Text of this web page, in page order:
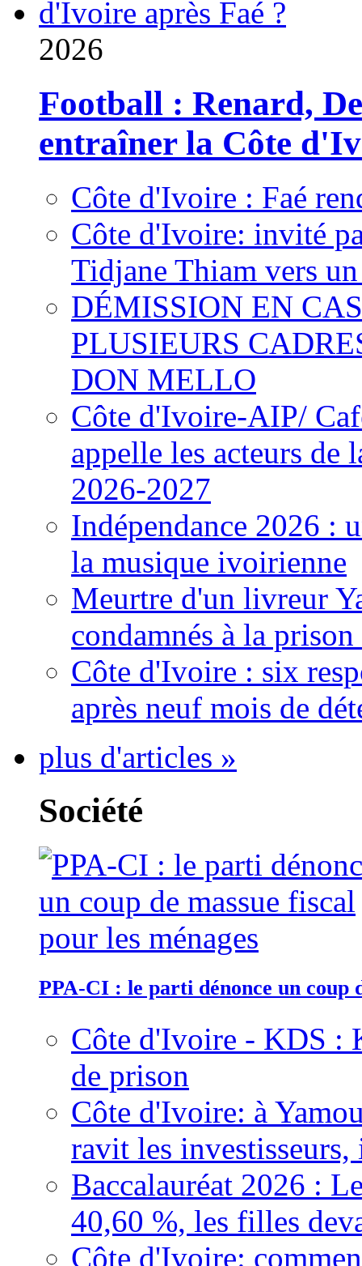
2026
Football : Renard,
entraîner la Côte
Côte d'Ivoire : Faé
Côte d'Ivoire: invité
Tidjane Thiam vers
DÉMISSION EN
PLUSIEURS
DON MELLO
Côte d'Ivoire-AIP/
appelle les acteurs de
2026-2027
Indépendance 2026 :
la musique ivoirienne
Meurtre d'un livreur
condamnés à la
Côte d'Ivoire : six
après neuf mois de
plus d'articles »
Société
PPA-CI : le parti dénonce un coup
Côte d'Ivoire - KDS :
de prison
Côte d'Ivoire: à
ravit les
Baccalauréat 2026 :
40,60 %, les filles
Côte d'Ivoire: